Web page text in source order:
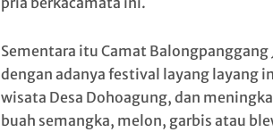
Sementara itu Camat
dengan adanya festival layang layang
wisata Desa Dohoagung, dan
buah semangka, melon, garbis atau